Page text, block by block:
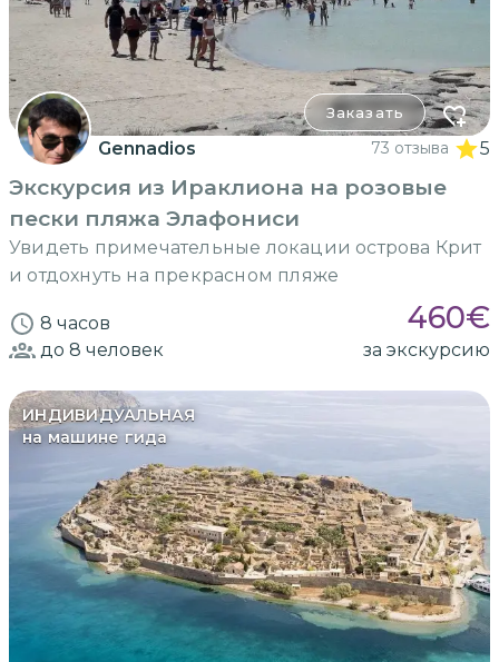
Заказать
Gennadios 73 отзыва 5
Экскурсия из Ираклиона на розовые
пески пляжа Элафониси
Увидеть примечательные локации острова Крит
и отдохнуть на прекрасном пляже
8 часов 460€
до 8 человек за экскурсию
ИНДИВИДУАЛЬНАЯ
на машине гида